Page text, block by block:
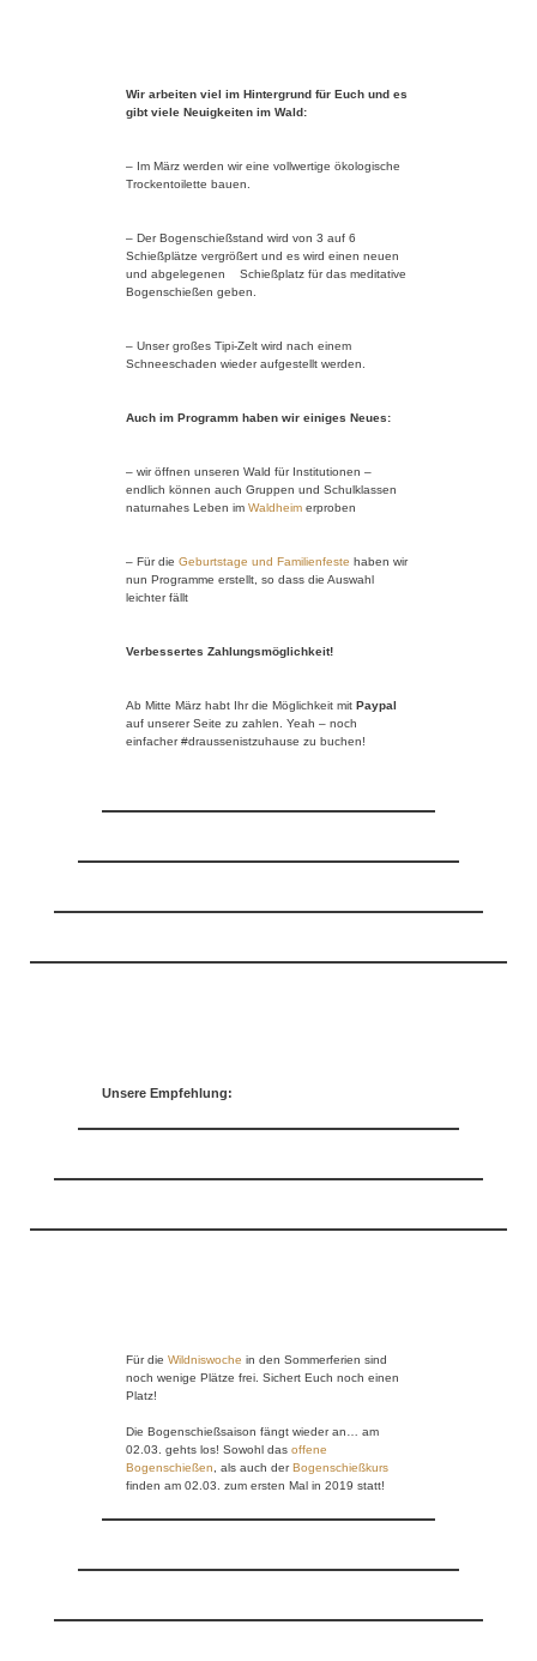
Wir arbeiten viel im Hintergrund für Euch und es
gibt viele Neuigkeiten im Wald:
– Im März werden wir eine vollwertige ökologische
Trockentoilette bauen.
– Der Bogenschießstand wird von 3 auf 6
Schießplätze vergrößert und es wird einen neuen
und abgelegenen Schießplatz für das meditative
Bogenschießen geben.
– Unser großes Tipi-Zelt wird nach einem
Schneeschaden wieder aufgestellt werden.
Auch im Programm haben wir einiges Neues:
– wir öffnen unseren Wald für Institutionen –
endlich können auch Gruppen und Schulklassen
naturnahes Leben im Waldheim erproben
– Für die Geburtstage und Familienfeste haben wir
nun Programme erstellt, so dass die Auswahl
leichter fällt
Verbessertes Zahlungsmöglichkeit!
Ab Mitte März habt Ihr die Möglichkeit mit Paypal
auf unserer Seite zu zahlen. Yeah – noch
einfacher #draussenistzuhause zu buchen!
Unsere Empfehlung:
Für die Wildniswoche in den Sommerferien sind
noch wenige Plätze frei. Sichert Euch noch einen
Platz!
Die Bogenschießsaison fängt wieder an… am
02.03. gehts los! Sowohl das offene
Bogenschießen , als auch derBogenschießkurs
finden am 02.03. zum ersten Mal in 2019 statt!